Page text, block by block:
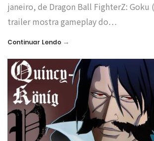
janeiro, de Dragon Ball FighterZ: Goku
trailer mostra gameplay do…
Continuar Lendo →